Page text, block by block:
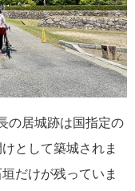
の居城跡は国指定の
として築城されま
だけが残っていま